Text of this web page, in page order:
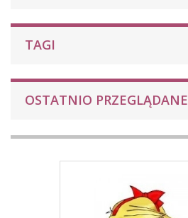
TAGI
OSTATNIO PRZEGLĄDANE